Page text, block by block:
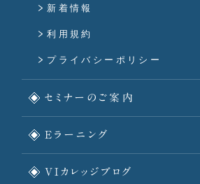
新着情報
利用規約
プライバシーポリシー
セミナーのご案内
Eラーニング
VIカレッジブログ